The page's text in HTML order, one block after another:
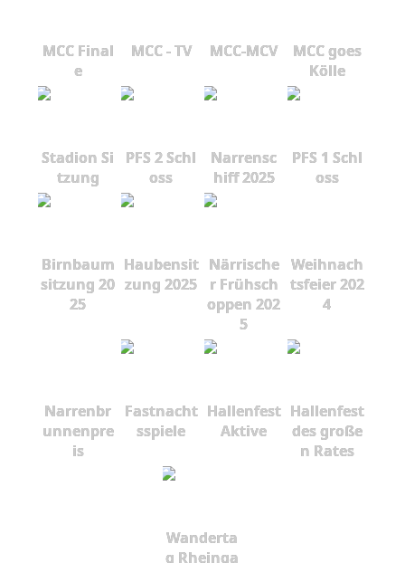
MCC Final
e
MCC - TV MCC-MCV
MCC goes
Kölle
Stadion Si
tzung
PFS 2 Schl
oss
Narrensc
hiff 2025
PFS 1 Schl
oss
Birnbaum
sitzung 20
25
Haubensit
zung 2025
Närrische
r Frühsch
oppen 202
5
Weihnach
tsfeier 202
4
Narrenbr
unnenpre
is
Fastnacht
sspiele
Hallenfest
Aktive
Hallenfest
des große
n Rates
Wanderta
g Rheinga